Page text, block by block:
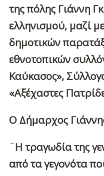
της πόλης Γιάννη
ελληνισμού, μαζί
δημοτικών
εθνοτοπικών
Καύκασος»,
«Αξέχαστες
Ο Δήμαρχος
¨Η τραγωδία της
από τα γεγονότα